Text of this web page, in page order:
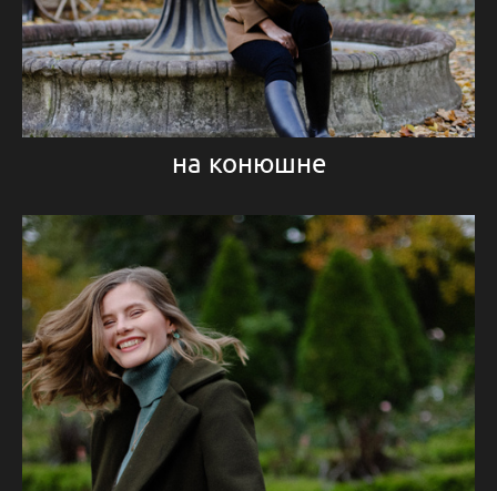
на конюшне